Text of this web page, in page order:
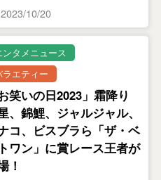
2023/10/20
ンタメニュース
ラエティー
お笑いの日2023」霜降り
、錦鯉、ジャルジャル、
コ、ビスブラら「ザ・ベ
ワン」に賞レース王者が
！